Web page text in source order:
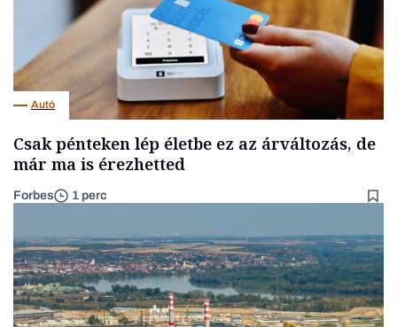
Autó
Csak pénteken lép életbe ez az árváltozás, de
már ma is érezhetted
Forbes 1 perc